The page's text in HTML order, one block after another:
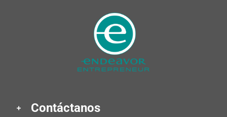
Contáctanos